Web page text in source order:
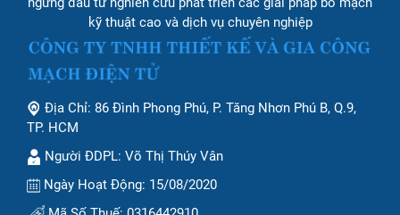
kỹ thuật cao và dịch vụ chuyên nghiệp
Địa Chỉ: 86 Đình Phong Phú, P. Tăng Nhơn Phú B, Q.9,
TP. HCM
Người ĐDPL: Võ Thị Thúy Vân
Ngày Hoạt Động: 15/08/2020